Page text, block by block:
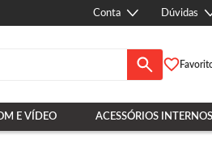
Conta Dúvidas
E VÍDEO ACESSÓRIOS INTERNOS